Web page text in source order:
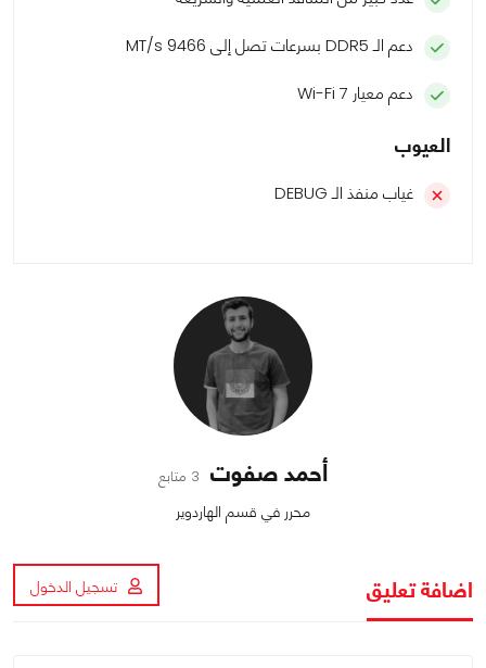
دعم الـ DDR5 بسرعات تصل إلى 9466 MT/s
دعم معيار Wi-Fi 7
العيوب
غياب منفذ الـ DEBUG
أحمد صفوت 3 متابع
محرر في قسم الهاردوير
اضافة تعليق تسجيل الدخول